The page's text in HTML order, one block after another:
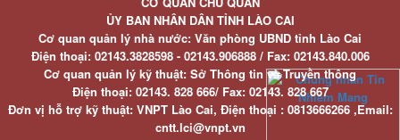
ỦY BAN NHÂN DÂN TỈNH LÀO CAI
Cơ quan quản lý nhà nước: Văn phòng UBND tỉnh Lào Cai
Điện thoại:02143.3828598 - 02143.906888 / Fax:02143.840.006
Cơ quan quản lý kỹ thuật: Sở Thông tin và Truyền thông
Điện thoại:02143. 828 666/ Fax:02143. 828 667
Đơn vị hỗ trợ kỹ thuật: VNPT Lào Cai, Điện thoại : 0813666266 ,Email:
cntt.lci@vnpt.vn